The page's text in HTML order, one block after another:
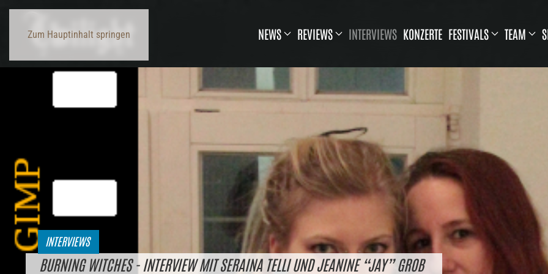
Zum Hauptinhalt springen NEWS REVIEWS INTERVIEWS KONZERTE FESTIVALS TEAM
INTERVIEWS
BURNING WITCHES - INTERVIEW MIT SERAINA TELLI UND JEANINE “JAY” GROB